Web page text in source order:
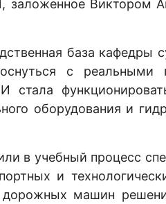
Виктором
база кафедры
с реальными
оборудования и
в учебный процесс
и
машин